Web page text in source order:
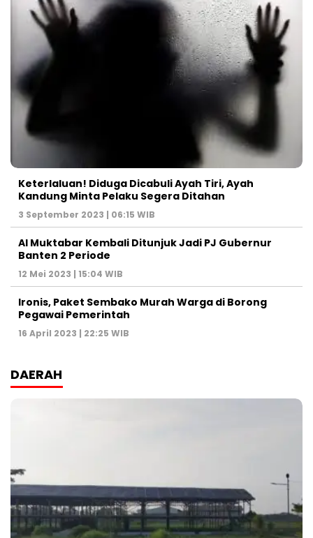
Keterlaluan! Diduga Dicabuli Ayah Tiri, Ayah
Kandung Minta Pelaku Segera Ditahan
3 September 2023 | 06:15 WIB
Al Muktabar Kembali Ditunjuk Jadi PJ Gubernur
Banten 2 Periode
12 Mei 2023 | 15:04 WIB
Ironis, Paket Sembako Murah Warga di Borong
Pegawai Pemerintah
16 April 2023 | 22:25 WIB
DAERAH